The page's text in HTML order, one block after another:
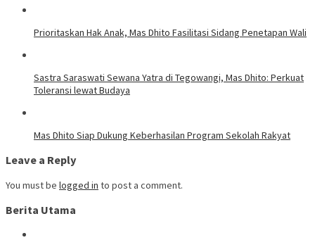
Prioritaskan Hak Anak, Mas Dhito Fasilitasi Sidang Penetapan Wali
Sastra Saraswati Sewana Yatra di Tegowangi, Mas Dhito: Perkuat
Toleransi lewat Budaya
Mas Dhito Siap Dukung Keberhasilan Program Sekolah Rakyat
Leave a Reply
You must be logged in to post a comment.
Berita Utama